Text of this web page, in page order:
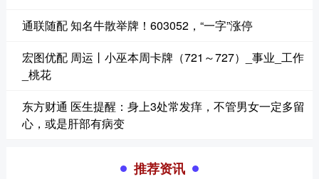
通联随配 知名牛散举牌！603052，“一字”涨停
宏图优配 周运丨小巫本周卡牌（721～727）_事业_工作
_桃花
东方财通 医生提醒：身上3处常发痒，不管男女一定多留
心，或是肝部有病变
推荐资讯